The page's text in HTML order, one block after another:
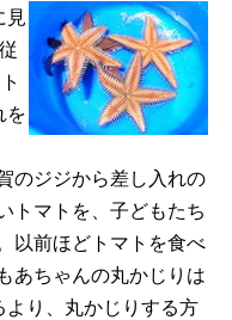
見
を
のジジから差し入れの
トマトを、子どもたち
以前ほどトマトを食べ
あちゃんの丸かじりは
より、丸かじりする方